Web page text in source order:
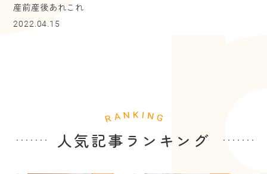
産前産後あれこれ
2022.04.15
人気記事ランキング